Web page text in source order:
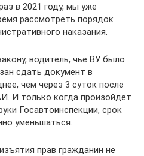
в 2021 году, мы уже
рассмотреть порядок
наказания.
водитель, чье ВУ было
сдать документ в
чем через 3 суток после
И только когда произойдет
Госавтоинспекции, срок
уменьшаться.
прав гражданин не